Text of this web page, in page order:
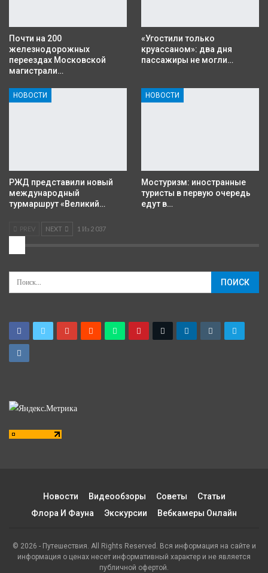
Почти на 200
железнодорожных
переездах Московской
магистрали…
«Угостили только
круассаном»: два дня
пассажиры не могли…
НОВОСТИ
РЖД представили новый
международный
турмаршрут «Великий…
НОВОСТИ
Мостуризм: иностранные
туристы в первую очередь
едут в…
PREV NEXT 1 Из 2 037
Новости Видеообзоры Советы
Статьи
Флора И Фауна
Экскурсии Вебкамеры Онлайн
© 2026 - Путешествия. All Rights Reserved. Вся информация на сайте и
информация о ценах несет информативный характер и не является
публичной офертой.